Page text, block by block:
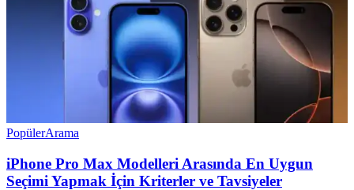
PopülerArama
iPhone Pro Max Modelleri Arasında En Uygun
Seçimi Yapmak İçin Kriterler ve Tavsiyeler